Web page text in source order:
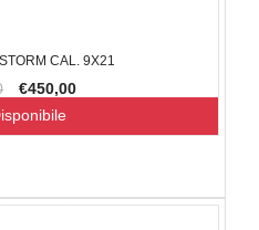
CAL. 9X21
€450,00